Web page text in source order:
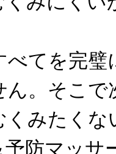
てを完璧
ん。そこ
くみたく
予防マッ